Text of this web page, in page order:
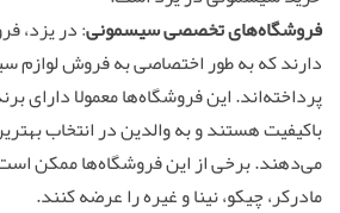
فروشگاه‌های تخصصی سیسمونی: در یزد،
دارند که به طور اختصاصی به فروش لوازم
پرداخته‌اند. این فروشگاه‌ها معمولا دارای
باکیفیت هستند و به والدین در انتخاب
می‌دهند. برخی از این فروشگاه‌ها ممکن
مادرکر، چیکو، نینا و غیره را عرضه کنند.